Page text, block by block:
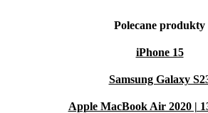
Polecane produkty
iPhone 15
Samsung Galaxy
Apple MacBook Air 2020 |